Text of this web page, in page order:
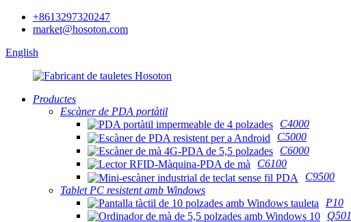
+8613297320247
market@hosoton.com
English
Productes
Escàner de PDA portàtil
C4000
C5000
C6000
C6100
C9500
Tablet PC resistent amb Windows
P10
Q501